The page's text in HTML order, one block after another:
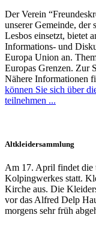
Der Verein
unserer Gemeinde, der
Lesbos einsetzt, bietet
Informations- und
Europa Union an.
Europas Grenzen. Zur
Nähere Informationen
können Sie sich über
teilnehmen ...
Altkleidersammlung
Am 17. April findet die
Kolpingwerkes statt.
Kirche aus. Die
vor das Alfred Delp
morgens sehr früh